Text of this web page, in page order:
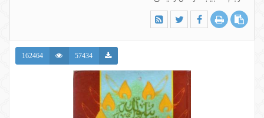
57434
162464